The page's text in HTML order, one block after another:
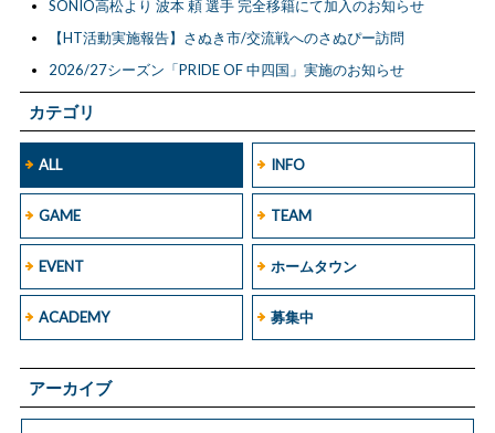
カテゴリ
ALL INFO
GAME TEAM
EVENT ホームタウン
ACADEMY 募集中
アーカイブ
SONIO高松より 波本 頼 選手 完全移籍にて加入のお知らせ
【HT活動実施報告】さぬき市/交流戦へのさぬぴー訪問
2026/27シーズン「PRIDE OF 中四国」実施のお知らせ